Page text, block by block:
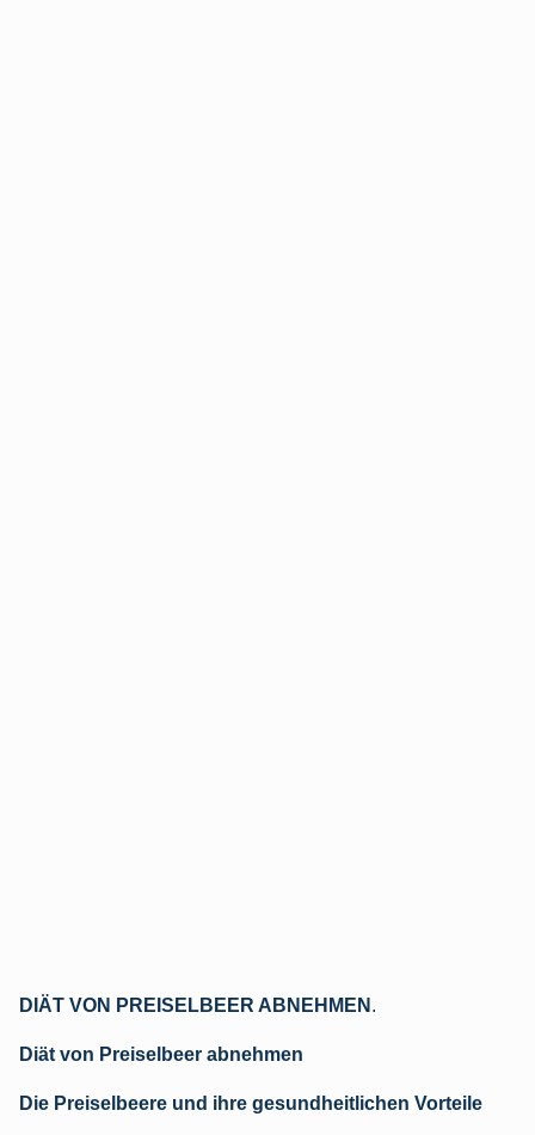
DIÄT VON PREISELBEER ABNEHMEN .
Diät von Preiselbeer abnehmen
Die Preiselbeere und ihre gesundheitlichen Vorteile